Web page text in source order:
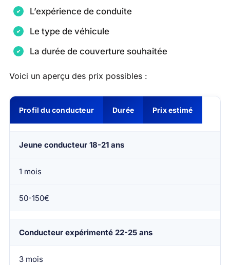
L’expérience de conduite
Le type de véhicule
La durée de couverture souhaitée
Voici un aperçu des prix possibles :
Profil du conducteur Durée Prix estimé
Jeune conducteur 18-21 ans
1 mois
50-150€
Conducteur expérimenté 22-25 ans
3 mois